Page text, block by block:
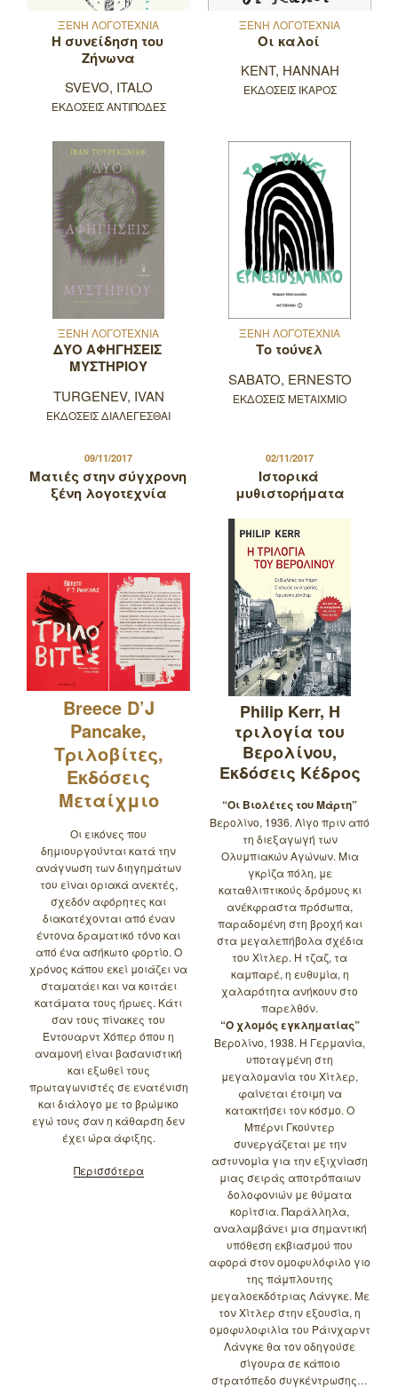
ΞΕΝΗ ΛΟΓΟΤΕΧΝΙΑ
Η συνείδηση του
Ζήνωνα
SVEVO, ITALO
ΕΚΔΟΣΕΙΣ ΑΝΤΙΠΟΔΕΣ
ΞΕΝΗ ΛΟΓΟΤΕΧΝΙΑ
Οι καλοί
KENT, HANNAH
ΕΚΔΟΣΕΙΣ ΙΚΑΡΟΣ
ΞΕΝΗ ΛΟΓΟΤΕΧΝΙΑ
ΔΥΟ ΑΦΗΓΗΣΕΙΣ
ΜΥΣΤΗΡΙΟΥ
TURGENEV, IVAN
ΕΚΔΟΣΕΙΣ ΔΙΑΛΕΓΕΣΘΑΙ
ΞΕΝΗ ΛΟΓΟΤΕΧΝΙΑ
Το τούνελ
SABATO, ERNESTO
ΕΚΔΟΣΕΙΣ ΜΕΤΑΙΧΜΙΟ
ΔΗΜΟΣΙΕΥΤΗΚΕ
ΣΤΙΣ
09/11/2017
Ματιές στην σύγχρονη
ξένη λογοτεχνία
Breece D’J
Pancake,
Τριλοβίτες,
Εκδόσεις
Μεταίχμιο
Οι εικόνες που
δημιουργούνται κατά την
ανάγνωση των διηγημάτων
του είναι οριακά ανεκτές,
σχεδόν αφόρητες και
διακατέχονται από έναν
έντονα δραματικό τόνο και
από ένα ασήκωτο φορτίο. Ο
χρόνος κάπου εκεί μοιάζει να
σταματάει και να κοιτάει
κατάματα τους ήρωες. Κάτι
σαν τους πίνακες του
Έντουαρντ Χόπερ όπου η
αναμονή είναι βασανιστική
και εξωθεί τους
πρωταγωνιστές σε ενατένιση
και διάλογο με το βρώμικο
εγώ τους σαν η κάθαρση δεν
έχει ώρα άφιξης.
Περισσότερα
ΔΗΜΟΣΙΕΥΤΗΚΕ
ΣΤΙΣ
02/11/2017
Ιστορικά
μυθιστορήματα
Philip Kerr, Η
τριλογία του
Βερολίνου,
Εκδόσεις Κέδρος
“Οι Βιολέτες του Μάρτη”
Βερολίνο, 1936. Λίγο πριν από
τη διεξαγωγή των
Ολυμπιακών Αγώνων. Μια
γκρίζα πόλη, με
καταθλιπτικούς δρόμους κι
ανέκφραστα πρόσωπα,
παραδομένη στη βροχή και
στα μεγαλεπήβολα σχέδια
του Χίτλερ. Η τζαζ, τα
καμπαρέ, η ευθυμία, η
χαλαρότητα ανήκουν στο
παρελθόν.
“Ο χλομός εγκληματίας”
Βερολίνο, 1938. Η Γερμανία,
υποταγμένη στη
μεγαλομανία του Χίτλερ,
φαίνεται έτοιμη να
κατακτήσει τον κόσμο. Ο
Μπέρνι Γκούντερ
συνεργάζεται με την
αστυνομία για την εξιχνίαση
μιας σειράς αποτρόπαιων
δολοφονιών με θύματα
κορίτσια. Παράλληλα,
αναλαμβάνει μια σημαντική
υπόθεση εκβιασμού που
αφορά στον ομοφυλόφιλο γιο
της πάμπλουτης
μεγαλοεκδότριας Λάνγκε. Με
τον Χίτλερ στην εξουσία, η
ομοφυλοφιλία του Ράινχαρντ
Λάνγκε θα τον οδηγούσε
σίγουρα σε κάποιο
στρατόπεδο συγκέντρωσης…